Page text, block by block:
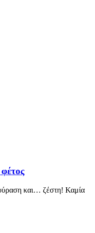
και… ζέστη! Καμία